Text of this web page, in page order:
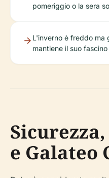
pomeriggio o la sera
L'inverno è freddo ma
mantiene il suo
e Galateo